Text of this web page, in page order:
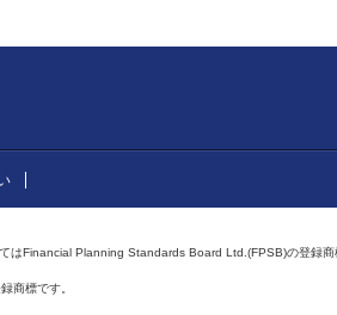
はFinancial Planning Standards Board Ltd.(FPSB)の登録商
商標です。